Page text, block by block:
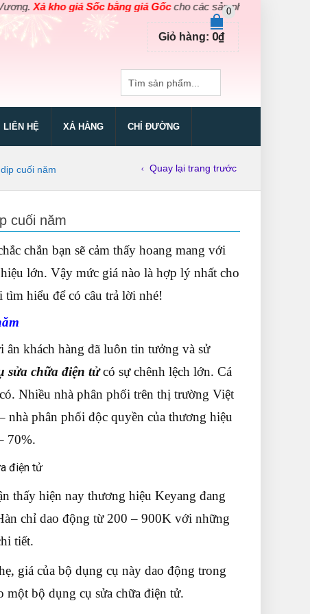
Xả kho giá Sốc bằng giá Gốccho các sản phẩm dụng cụ điện cầm
0
Giỏ hàng: 0₫
LIÊN HỆ XẢ HÀNG CHỈ ĐƯỜNG
cuối năm Quay lại trang trước
cuối năm
chắn bạn sẽ cảm thấy hoang mang với
lớn. Vậy mức giá nào là hợp lý nhất cho
hiểu để có câu trả lời nhé!
khách hàng đã luôn tin tưởng và sử
sửa chữa điện tửcó sự chênh lệch lớn. Cá
Nhiều nhà phân phối trên thị trường Việt
nhà phân phối độc quyền của thương hiệu
70%.
thấy hiện nay thương hiệu Keyang đang
chỉ dao động từ 200 – 900K với những
tiết.
giá của bộ dụng cụ này dao động trong
bộ dụng cụ sửa chữa điện tử.